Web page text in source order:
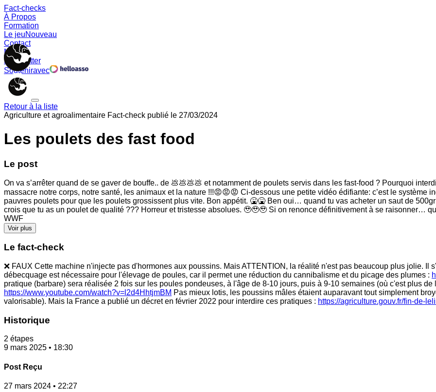
Fact-checks
À Propos
Formation
Le jeuNouveau
Contact
Memes
Newsletter
Souteniravec
Retour à la liste
Agriculture et agroalimentaire Fact-check publié le 27/03/2024
Les poulets des fast food
Le post
On va s’arrêter quand de se gaver de bouffe.. de 💩💩💩💩 et notamment de poulets servis dans les fast-food ? Pourquoi
massacre notre corps, notre santé, les animaux et la nature !!!😡😡😡 Ci-dessous une petite vidéo édifiante: c’est le système
pauvres poulets pour que les poulets grossissent plus vite. Bon appétit. 🤮🤮 Ben oui… quand tu vas acheter un saut de
crois que tu as un poulet de qualité ??? Horreur et tristesse absolues. 🥹🥹🥹 Si on renonce définitivement à se raisonner…
WWF
Voir plus
Le fact-check
❌ FAUX Cette machine n'injecte pas d'hormones aux poussins. Mais ATTENTION, la réalité n'est pas beaucoup plus jolie.
débecquage est nécessaire pour l'élevage de poules, car il permet une réduction du cannibalisme et du picage des plumes :
pratique (barbare) sera réalisée 2 fois sur les poules pondeuses, à l'âge de 8-10 jours, puis à 9-10 semaines (où c'est plus
https://www.youtube.com/watch?v=l2d4HhtjmBM Pas mieux lotis, les poussins mâles étaient auparavant tout simplement
valorisable). Mais la France a publié un décret en février 2022 pour interdire ces pratiques : https://agriculture.gouv.fr/fin-de-
Historique
2 étapes
9 mars 2025 • 18:30
Post Reçu
27 mars 2024 • 22:27